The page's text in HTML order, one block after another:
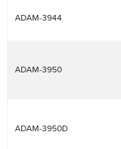
ADAM-3944
ADAM-3950
ADAM-3950D